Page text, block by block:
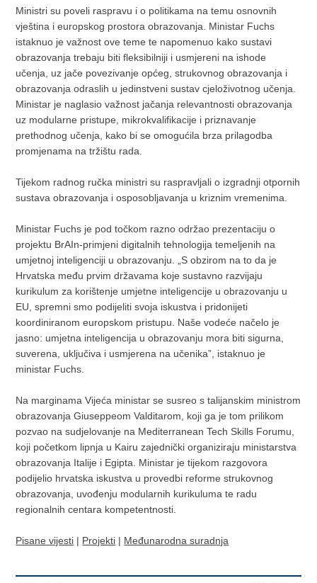
Ministri su poveli raspravu i o politikama na temu osnovnih
vještina i europskog prostora obrazovanja. Ministar Fuchs
istaknuo je važnost ove teme te napomenuo kako sustavi
obrazovanja trebaju biti fleksibilniji i usmjereni na ishode
učenja, uz jače povezivanje općeg, strukovnog obrazovanja i
obrazovanja odraslih u jedinstveni sustav cjeloživotnog učenja.
Ministar je naglasio važnost jačanja relevantnosti obrazovanja
uz modularne pristupe, mikrokvalifikacije i priznavanje
prethodnog učenja, kako bi se omogućila brza prilagodba
promjenama na tržištu rada.
Tijekom radnog ručka ministri su raspravljali o izgradnji otpornih
sustava obrazovanja i osposobljavanja u kriznim vremenima.
Ministar Fuchs je pod točkom razno održao prezentaciju o
projektu BrAIn-primjeni digitalnih tehnologija temeljenih na
umjetnoj inteligenciji u obrazovanju. „S obzirom na to da je
Hrvatska među prvim državama koje sustavno razvijaju
kurikulum za korištenje umjetne inteligencije u obrazovanju u
EU, spremni smo podijeliti svoja iskustva i pridonijeti
koordiniranom europskom pristupu. Naše vodeće načelo je
jasno: umjetna inteligencija u obrazovanju mora biti sigurna,
suverena, uključiva i usmjerena na učenika”, istaknuo je
ministar Fuchs.
Na marginama Vijeća ministar se susreo s talijanskim ministrom
obrazovanja Giuseppeom Valditarom, koji ga je tom prilikom
pozvao na sudjelovanje na Mediterranean Tech Skills Forumu,
koji početkom lipnja u Kairu zajednički organiziraju ministarstva
obrazovanja Italije i Egipta. Ministar je tijekom razgovora
podijelio hrvatska iskustva u provedbi reforme strukovnog
obrazovanja, uvođenju modularnih kurikuluma te radu
regionalnih centara kompetentnosti.
Pisane vijesti | Projekti | Međunarodna suradnja